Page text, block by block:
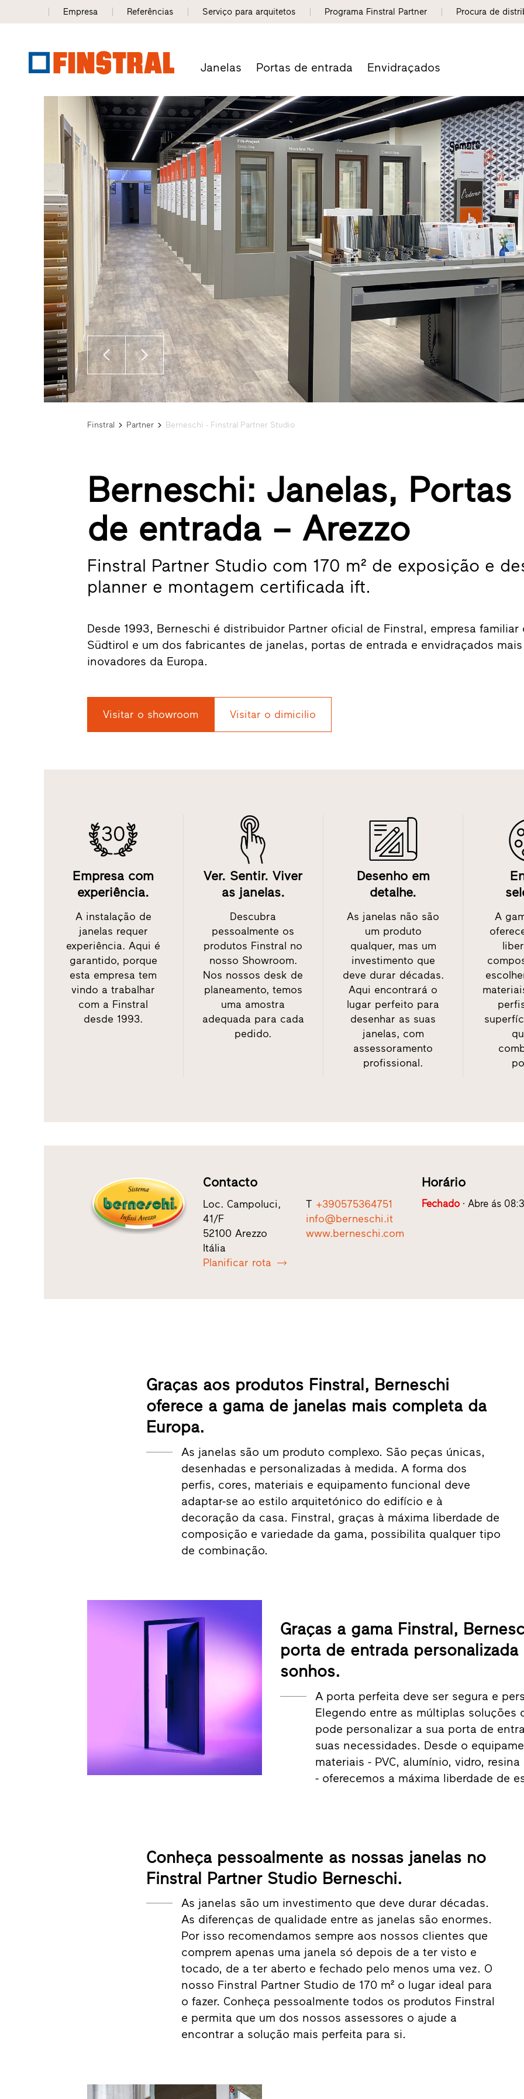
Empresa Referências Serviço para arquitetos Programa Finstral Partner Procura de
Janelas Portas de entrada Envidraçados
Finstral Partner Berneschi - Finstral Partner Studio
Berneschi: Janelas, Portas
de entrada – Arezzo
Finstral Partner Studio com 170 m² de exposição e
planner e montagem certificada ift.
Desde 1993, Berneschi é distribuidor Partner oficial de Finstral, empresa familiar
Südtirol e um dos fabricantes de janelas, portas de entrada e envidraçados mais
inovadores da Europa.
Visitar o showroom Visitar o dimicilio
30
Empresa com
experiência.
A instalação de
janelas requer
experiência. Aqui é
garantido, porque
esta empresa tem
vindo a trabalhar
com a Finstral
desde 1993.
Ver. Sentir. Viver
as janelas.
Descubra
pessoalmente os
produtos Finstral no
nosso Showroom.
Nos nossos desk de
planeamento, temos
uma amostra
adequada para cada
pedido.
Desenho em
detalhe.
As janelas não são
um produto
qualquer, mas um
investimento que
deve durar décadas.
Aqui encontrará o
lugar perfeito para
desenhar as suas
janelas, com
assessoramento
profissional.
A
Contacto
Loc. Campoluci,
41/F
52100 Arezzo
Itália
Planificar rota
T +390575364751
info@berneschi.it
www.berneschi.com
Horário
Fechado Abre ás
Graças aos produtos Finstral, Berneschi
oferece a gama de janelas mais completa da
Europa.
As janelas são um produto complexo. São peças únicas,
desenhadas e personalizadas à medida. A forma dos
perfis, cores, materiais e equipamento funcional deve
adaptar-se ao estilo arquitetónico do edifício e à
decoração da casa. Finstral, graças à máxima liberdade de
composição e variedade da gama, possibilita qualquer tipo
de combinação.
Graças a gama Finstral,
porta de entrada personalizada
sonhos.
A porta perfeita deve ser segura e
Elegendo entre as múltiplas soluções
pode personalizar a sua porta de
suas necessidades. Desde o
materiais - PVC, alumínio, vidro,
- oferecemos a máxima liberdade de
Conheça pessoalmente as nossas janelas no
Finstral Partner Studio Berneschi.
As janelas são um investimento que deve durar décadas.
As diferenças de qualidade entre as janelas são enormes.
Por isso recomendamos sempre aos nossos clientes que
comprem apenas uma janela só depois de a ter visto e
tocado, de a ter aberto e fechado pelo menos uma vez. O
nosso Finstral Partner Studio de 170 m² o lugar ideal para
o fazer. Conheça pessoalmente todos os produtos Finstral
e permita que um dos nossos assessores o ajude a
encontrar a solução mais perfeita para si.